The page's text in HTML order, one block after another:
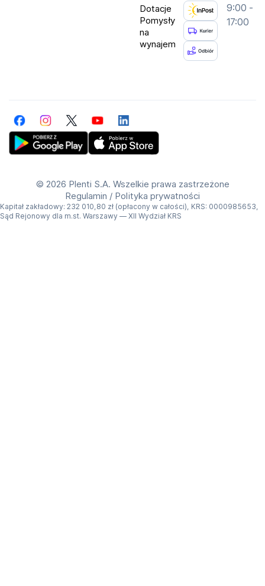
Dotacje
Pomysły
na
wynajem
9:00 -
17:00
FacebookInstagramTwitterYouTubeLinkedIn
© 2026 Plenti S.A. Wszelkie prawa zastrzeżone
Regulamin / Polityka prywatności
Kapitał zakładowy: 232 010,80 zł (opłacony w całości), KRS: 0000985653,
Sąd Rejonowy dla m.st. Warszawy — XII Wydział KRS